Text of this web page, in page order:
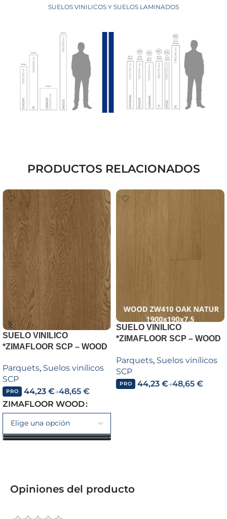
SUELOS VINILICOS Y SUELOS LAMINADOS
PRODUCTOS RELACIONADOS
SUELO VINILICO
*ZIMAFLOOR SCP – WOOD
Parquets, Suelos vinílicos
SCP
PRO 44,23€→48,65€
ZIMAFLOOR WOOD
SUELO VINILICO
*ZIMAFLOOR SCP – WOOD
ZW410 OAK NATUR
1900x190x7.5
Parquets, Suelos vinílicos
SCP
PRO 44,23€→48,65€
Opiniones del producto